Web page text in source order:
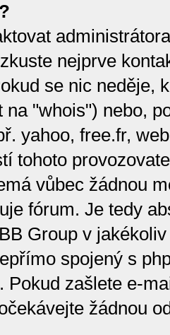
nejprve
se nic neděje,
na "whois") nebo,
yahoo, free.fr,
tohoto
vůbec žádnou
fórum. Je tedy
Group v
spojený s
Pokud zašlete e-
žádnou